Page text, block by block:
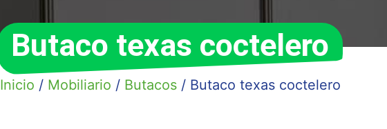
Butaco texas coctelero
Inicio / Mobiliario / Butacos/ Butaco texas coctelero